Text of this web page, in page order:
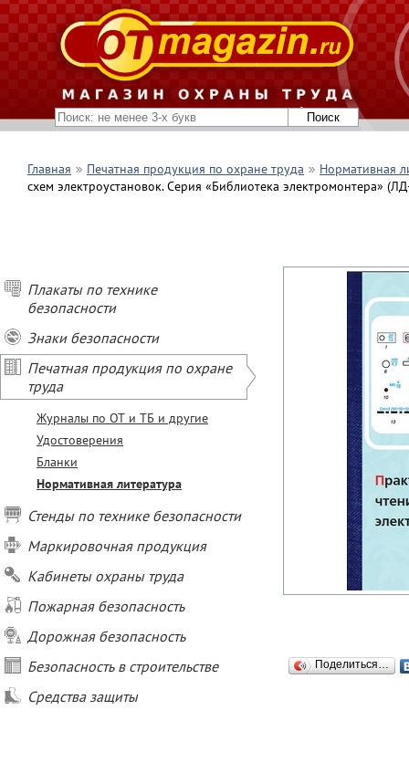
Главная Печатная продукция по охране труда
Нормативная
схем электроустановок. Серия «Библиотека электромонтера»
Плакаты по технике
безопасности
Знаки безопасности
Печатная продукция по охране
труда
Журналы по ОТ и ТБ и другие
Удостоверения
Бланки
Нормативная литература
Стенды по технике безопасности
Маркировочная продукция
Кабинеты охраны труда
Пожарная безопасность
Дорожная безопасность
Безопасность в строительстве
Средства защиты
Поделиться…